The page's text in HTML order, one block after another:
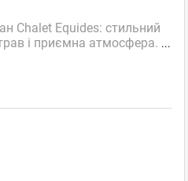
Chalet Equides: стильний
і приємна атмосфера. ...